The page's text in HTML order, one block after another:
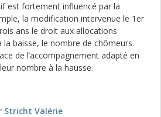
est fortement influencé par la
la modification intervenue le 1er
ans le droit aux allocations
la baisse, le nombre de chômeurs.
de l’accompagnement adapté en
nombre à la hausse.
Stricht Valérie